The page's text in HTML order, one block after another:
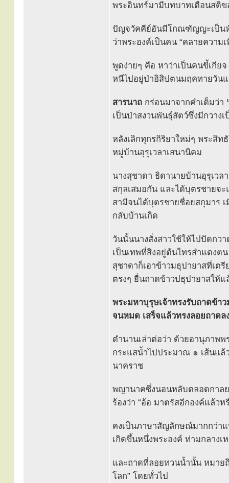
พระอินทร์มามีบทบาทเตือนสติข
ปัญจวัคคีย์อันมีโกณฑัญญะเป็นหั
ว่าพระองค์เป็นคน “คลายความ
พูดง่ายๆ คือ หาว่าเป็นคนขี้เกีย
หนีไปอยู่ป่าอิสิปตนมฤคทายวัน
สารนาถ กร่อนมาจากคำเต็มว่า
เป็นป่าสงวนพันธุ์สัตว์ซึ่งมีกวาง
หลังเลิกทุกรกิริยาใหม่ๆ พระสิ
หมู่บ้านอุรุเวลาเสนานิคม
นางสุชาดา ธิดานายบ้านอุรุเว
สกุลเสมอกัน และได้บุตรชายจ
สามีจนได้บุตรชายชื่อยสกุมาร
กลับบ้านเกิด
วันนั้นนางสั่งสาวใช้ให้ไปปัดกว
เป็นเทพที่สิงอยู่ต้นไทรสำแดงต
สุชาดาก็เอาข้าวมธุปายาสที่เต
ตรงๆ ยื่นถาดข้าวปธุปายาสให้
พระมหาบุรุษเจ้าทรงรับถาดข้า
จนหมด เสร็จแล้วทรงลอยถาดล
ตํานานเล่าต่อว่า ด้วยอานุภาพ
กระแสน้ำไปประมาณ ๑ เส้นแ
นาคราช
พญานาคซึ่งนอนหลับตลอดกาลย
ร้องว่า “อ้อ มาตรัสอีกองค์แล้วห
คงเป็นภาษาสัญลักษณ์มากกว่า
เกิดขึ้นหนึ่งพระองค์ ท่ามกลางเ
และถาดที่ลอยทวนน้ำนั้น หมาย
โลก” โดยทั่วไป